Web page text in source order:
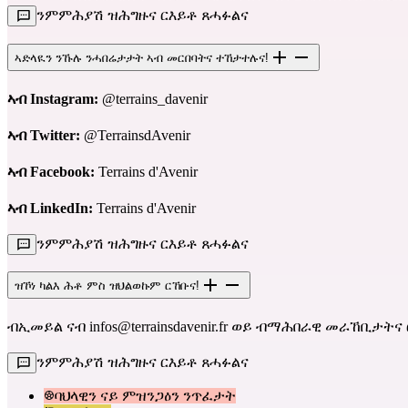
ንምምሕያሽ ዝሕግዙና ርእይቶ ጸሓፉልና
ኣድላዪን ንኹሉ ንሓበሬታታት ኣብ መርበባትና ተኸታተሉና!
ኣብ Instagram: @terrains_davenir
ኣብ Twitter: @TerrainsdAvenir
ኣብ Facebook: Terrains d'Avenir
ኣብ LinkedIn: Terrains d'Avenir
ንምምሕያሽ ዝሕግዙና ርእይቶ ጸሓፉልና
ዝኾነ ካልእ ሕቶ ምስ ዝህልወኩም ርኸቡና!
ብኢመይል ናብ infos@terrainsdavenir.frወይ ብማሕበራዊ መራኸቢታትና
ንምምሕያሽ ዝሕግዙና ርእይቶ ጸሓፉልና
ባህላዊን ናይ ምዝንጋዕን ንጥፈታት